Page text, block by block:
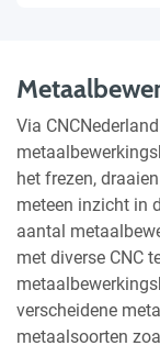
Via
het frezen,
meteen inzicht in
aantal
met diverse CNC
verscheidene
metaalsoorten